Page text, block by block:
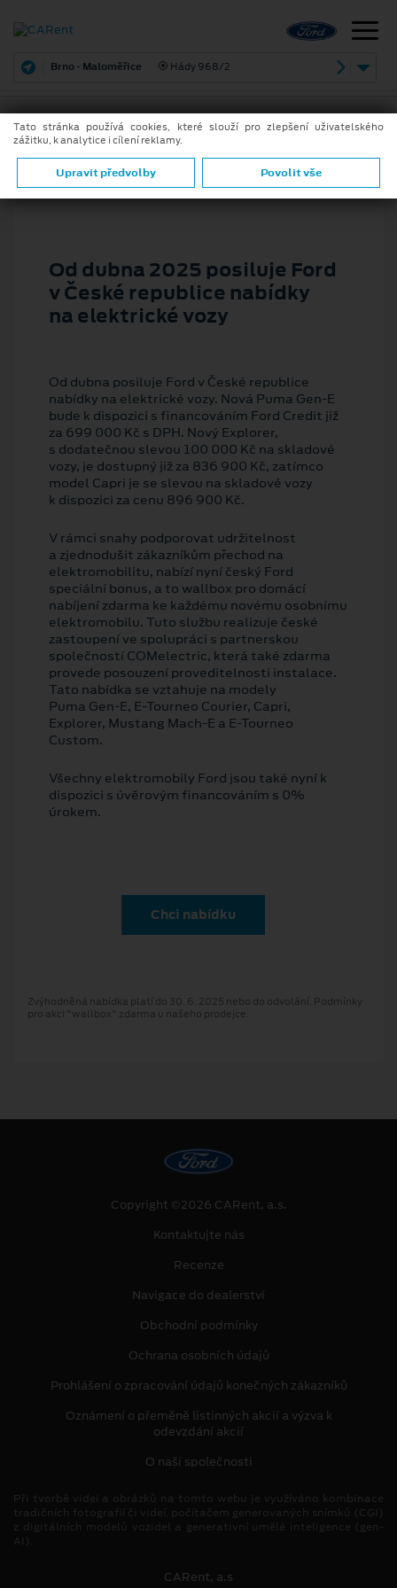
Brno - Maloměřice Hády 968/2
31. 3. 2025
Od dubna 2025 posiluje Ford
v České republice nabídky
na elektrické vozy
Od dubna posiluje Ford v České republice
nabídky na elektrické vozy. Nová Puma Gen⁠-⁠E
bude k dispozici s financováním Ford Credit již
za 699 000 Kč s DPH. Nový Explorer,
s dodatečnou slevou 100 000 Kč na skladové
vozy, je dostupný již za 836 900 Kč, zatímco
model Capri je se slevou na skladové vozy
k dispozici za cenu 896 900 Kč.
V rámci snahy podporovat udržitelnost
a zjednodušit zákazníkům přechod na
elektromobilitu, nabízí nyní český Ford
speciální bonus, a to wallbox pro domácí
nabíjení zdarma ke každému novému osobnímu
elektromobilu. Tuto službu realizuje české
zastoupení ve spolupráci s partnerskou
společností COMelectric, která také zdarma
provede posouzení proveditelnosti instalace.
Tato nabídka se vztahuje na modely
Puma Gen⁠-⁠E, E⁠-⁠Tourneo Courier, Capri,
Explorer, Mustang Mach⁠-⁠E a E⁠-⁠Tourneo
Custom.
Všechny elektromobily Ford jsou také nyní k
dispozici s úvěrovým financováním s 0%
úrokem.
Chci nabídku
Zvýhodněná nabídka platí do 30. 6. 2025 nebo do odvolání. Podmínky
pro akci "wallbox" zdarma u našeho prodejce.
Copyright ©2026 CARent, a.s.
Kontaktujte nás
Recenze
Navigace do dealerství
Obchodní podmínky
Ochrana osobních údajů
Prohlášení o zpracování údajů konečných zákazníků
Oznámení o přeměně listinných akcií a výzva k
odevzdání akcií
O naší společnosti
CARent, a.s
Tato stránka používá cookies, které slouží pro zlepšení uživatelského
zážitku, k analytice i cílení reklamy.
Upravit předvolby Povolit vše